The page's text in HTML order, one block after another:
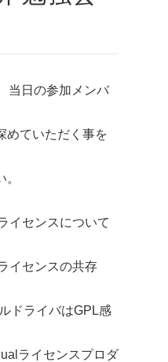
当日の参加メンバ
めていただく事を
イセンスについて
イセンスの共存
ドライバはGPL感
ライセンスプロダ